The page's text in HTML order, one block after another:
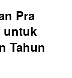
Pra
untuk
Tahun